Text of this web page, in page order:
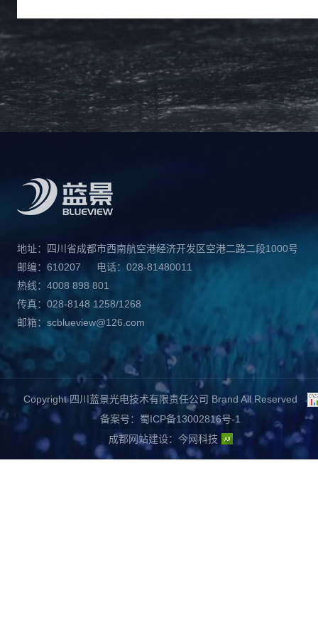
地址：四川省成都市西南航空港经济开发区空港二路二段1000号
邮编：610207
电话：028-81480011
热线：4008 898 801
传真：028-8148 1258/1268
邮箱：scblueview@126.com
Copyright 四川蓝景光电技术有限责任公司 Brand All Reserved
备案号：蜀ICP备13002816号-1
成都网站建设： 今网科技